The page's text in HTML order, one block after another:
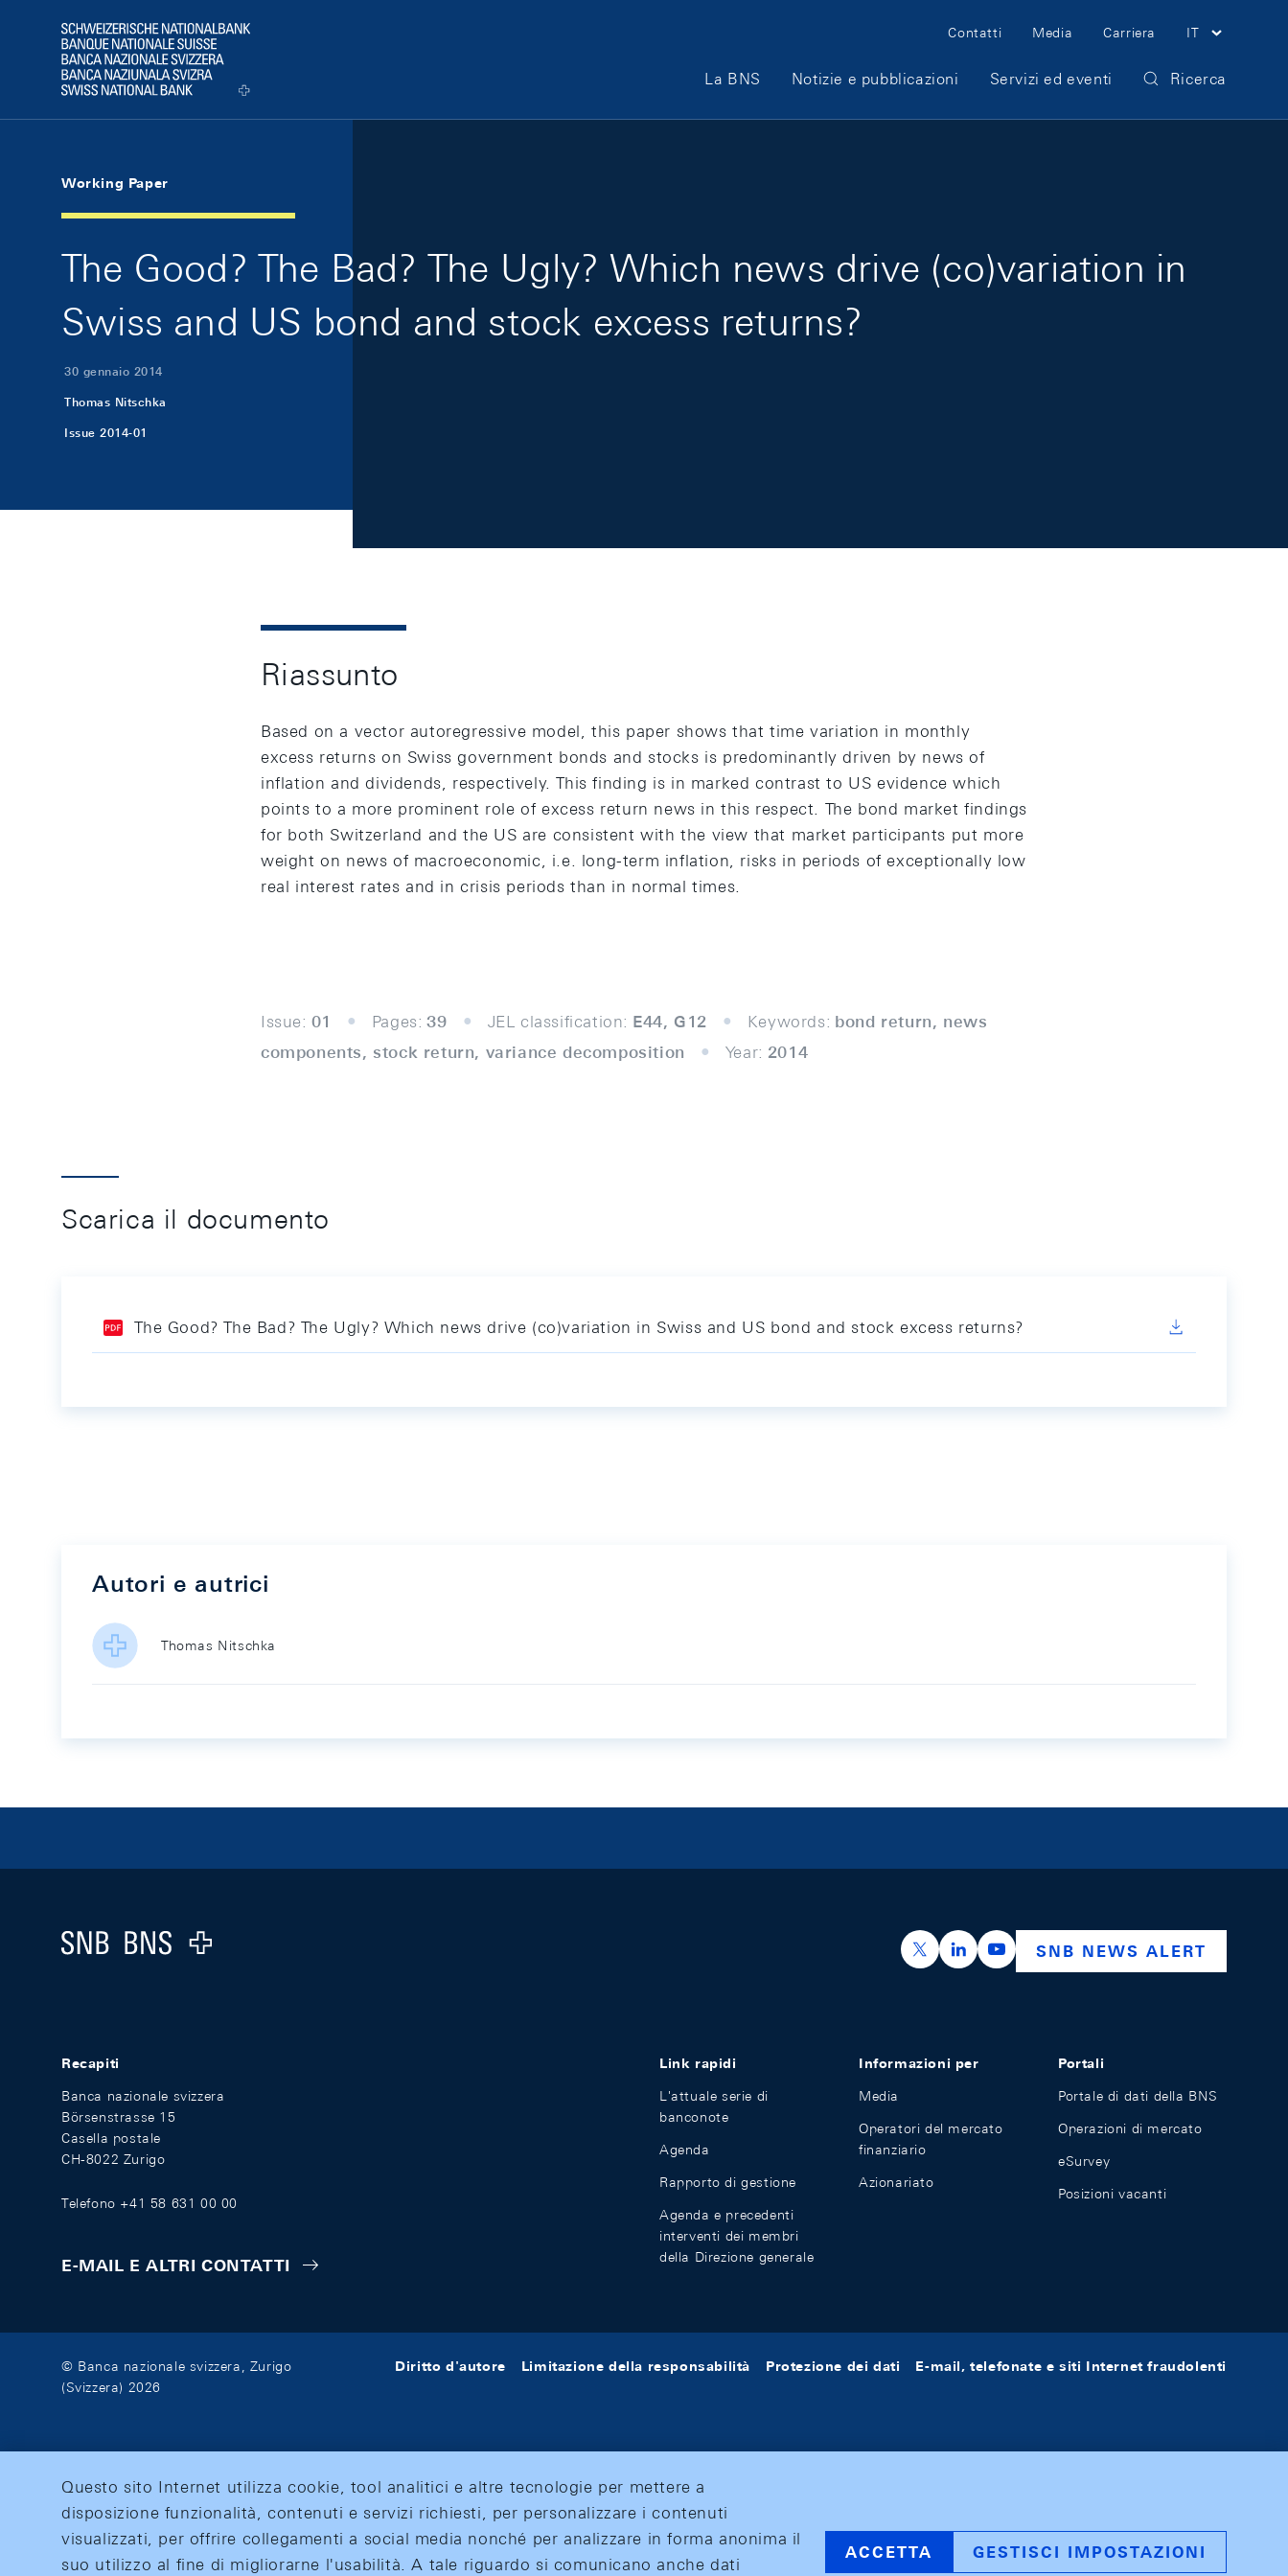
Logo
Meta Navigation
Contatti Media Carriera IT
Main Navigation
La BNS Notizie e pubblicazioni Servizi ed eventi Ricerca
Working Paper
The Good? The Bad? The Ugly? Which news drive (co)variation in
Swiss and US bond and stock excess returns?
30 gennaio 2014
Thomas Nitschka
Issue 2014-01
Riassunto
Based on a vector autoregressive model, this paper shows that time variation in monthly
excess returns on Swiss government bonds and stocks is predominantly driven by news of
inflation and dividends, respectively. This finding is in marked contrast to US evidence which
points to a more prominent role of excess return news in this respect. The bond market findings
for both Switzerland and the US are consistent with the view that market participants put more
weight on news of macroeconomic, i.e. long-term inflation, risks in periods of exceptionally low
real interest rates and in crisis periods than in normal times.
Issue: 01 Pages: 39 JEL classification: E44, G12 Keywords: bond return, news
components, stock return, variance decomposition
Year: 2014
Scarica il documento
The Good? The Bad? The Ugly? Which news drive (co)variation in Swiss and US bond and stock excess returns?
Autori e autrici
Thomas Nitschka
Logo
https://x.com/snb_bns
https://ch.linkedin.com/company/swiss-
https://www.youtube.com/
SNB NEWS ALERT
Recapiti
Banca nazionale svizzera
Börsenstrasse 15
Casella postale
CH-8022 Zurigo
Telefono +41 58 631 00 00
E-MAIL E ALTRI CONTATTI
Link rapidi
L'attuale serie di
banconote
Agenda
Rapporto di gestione
Agenda e precedenti
interventi dei membri
della Direzione generale
Informazioni per
Media
Operatori del mercato
finanziario
Azionariato
Portali
Portale di dati della BNS
Operazioni di mercato
eSurvey
Posizioni vacanti
© Banca nazionale svizzera, Zurigo
(Svizzera) 2026
Diritto d'autore Limitazione della responsabilità Protezione dei dati E-mail, telefonate e siti Internet fraudolenti
Questo sito Internet utilizza cookie, tool analitici e altre tecnologie per mettere a
disposizione funzionalità, contenuti e servizi richiesti, per personalizzare i contenuti
visualizzati, per offrire collegamenti a social media nonché per analizzare in forma anonima il
suo utilizzo al fine di migliorarne l'usabilità. A tale riguardo si comunicano anche dati
ACCETTA GESTISCI IMPOSTAZIONI